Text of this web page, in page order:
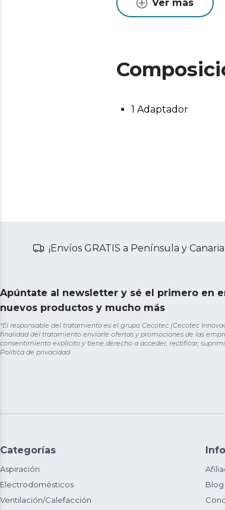
Ver más
1 Adaptador
¡Envíos GRATIS a Península y
Apúntate al newsletter y sé el primero en
nuevos productos y mucho más
*El responsable del tratamiento es el grupo Cecotec (Cecotec
finalidad del tratamiento enviarle ofertas y promociones de las
consentimiento explícito y tiene derecho a acceder, rectificar,
Política de privacidad
Categorías
Aspiración
Electrodomésticos
Ventilación/Calefacción
Blog